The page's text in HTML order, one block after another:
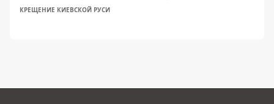
КРЕЩЕНИЕ КИЕВСКОЙ РУСИ